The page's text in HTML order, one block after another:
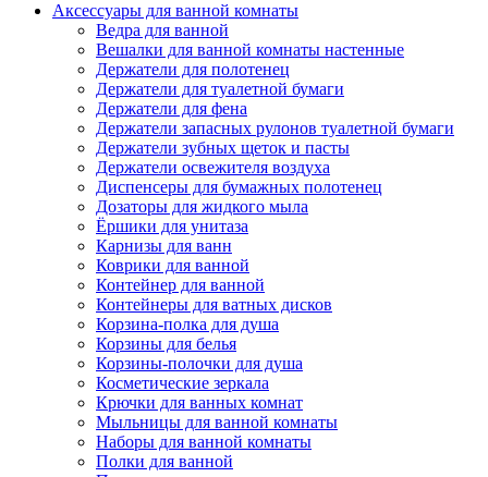
Аксессуары для ванной комнаты
Ведра для ванной
Вешалки для ванной комнаты настенные
Держатели для полотенец
Держатели для туалетной бумаги
Держатели для фена
Держатели запасных рулонов туалетной бумаги
Держатели зубных щеток и пасты
Держатели освежителя воздуха
Диспенсеры для бумажных полотенец
Дозаторы для жидкого мыла
Ёршики для унитаза
Карнизы для ванн
Коврики для ванной
Контейнер для ванной
Контейнеры для ватных дисков
Корзина-полка для душа
Корзины для белья
Корзины-полочки для душа
Косметические зеркала
Крючки для ванных комнат
Мыльницы для ванной комнаты
Наборы для ванной комнаты
Полки для ванной